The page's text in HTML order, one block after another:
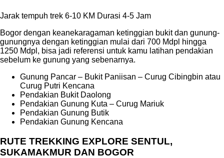
Jarak tempuh trek 6-10 KM Durasi 4-5 Jam
Bogor dengan keanekaragaman ketinggian bukit dan gunung-
gunungnya dengan ketinggian mulai dari 700 Mdpl hingga
1250 Mdpl, bisa jadi referensi untuk kamu latihan pendakian
sebelum ke gunung yang sebenarnya.
Gunung Pancar – Bukit Paniisan – Curug Cibingbin atau
Curug Putri Kencana
Pendakian Bukit Daolong
Pendakian Gunung Kuta – Curug Mariuk
Pendakian Gunung Butik
Pendakian Gunung Kencana
RUTE TREKKING EXPLORE SENTUL,
SUKAMAKMUR DAN BOGOR